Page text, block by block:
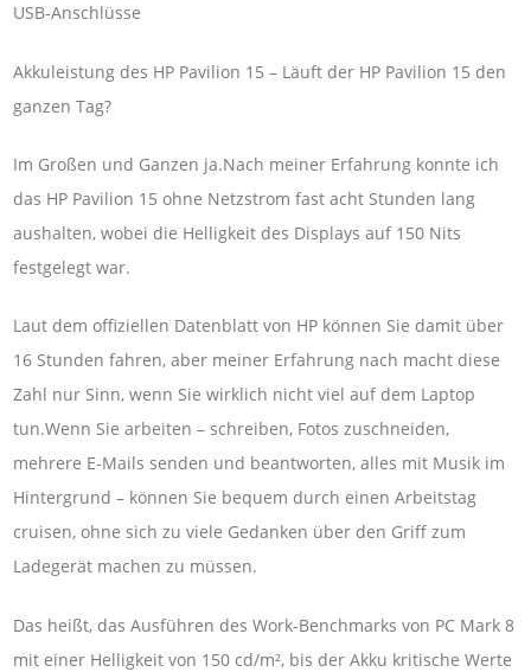
USB-Anschlüsse
Akkuleistung des HP Pavilion 15 – Läuft der HP Pavilion 15 den
ganzen Tag?
Im Großen und Ganzen ja.Nach meiner Erfahrung konnte ich
das HP Pavilion 15 ohne Netzstrom fast acht Stunden lang
aushalten, wobei die Helligkeit des Displays auf 150 Nits
festgelegt war.
Laut dem offiziellen Datenblatt von HP können Sie damit über
16 Stunden fahren, aber meiner Erfahrung nach macht diese
Zahl nur Sinn, wenn Sie wirklich nicht viel auf dem Laptop
tun.Wenn Sie arbeiten – schreiben, Fotos zuschneiden,
mehrere E-Mails senden und beantworten, alles mit Musik im
Hintergrund – können Sie bequem durch einen Arbeitstag
cruisen, ohne sich zu viele Gedanken über den Griff zum
Ladegerät machen zu müssen.
Das heißt, das Ausführen des Work-Benchmarks von PC Mark 8
mit einer Helligkeit von 150 cd/m², bis der Akku kritische Werte